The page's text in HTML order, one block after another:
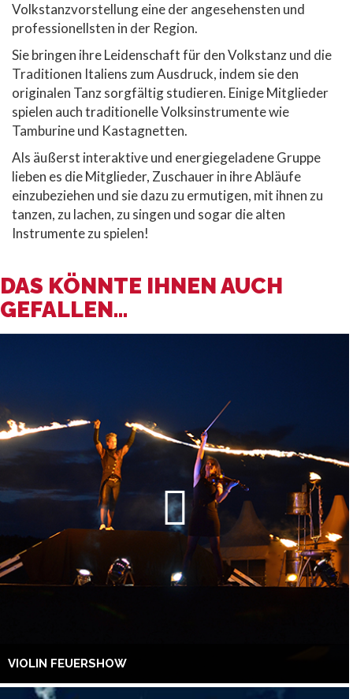
Volkstanzvorstellung eine der angesehensten und
professionellsten in der Region.
Sie bringen ihre Leidenschaft für den Volkstanz und die
Traditionen Italiens zum Ausdruck, indem sie den
originalen Tanz sorgfältig studieren. Einige Mitglieder
spielen auch traditionelle Volksinstrumente wie
Tamburine und Kastagnetten.
Als äußerst interaktive und energiegeladene Gruppe
lieben es die Mitglieder, Zuschauer in ihre Abläufe
einzubeziehen und sie dazu zu ermutigen, mit ihnen zu
tanzen, zu lachen, zu singen und sogar die alten
Instrumente zu spielen!
DAS KÖNNTE IHNEN AUCH
GEFALLEN...
VIOLIN FEUERSHOW